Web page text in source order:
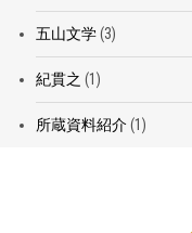
五山文学(3)
紀貫之 (1)
所蔵資料紹介(1)